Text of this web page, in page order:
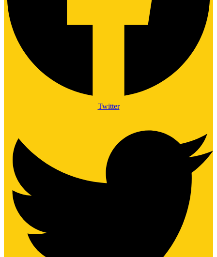
Twitter